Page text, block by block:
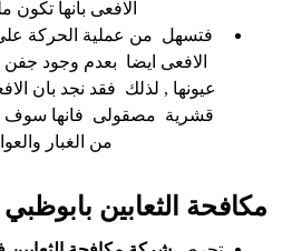
الافعى بانها
فتسهل من عملية الحركة على
الافعى ايضا بعدم وجود
عيونها , لذلك فقد نجد بان
قشرية مصقولى فانها سوف
من الغبار
مكافحة الثعابين بابوظبي